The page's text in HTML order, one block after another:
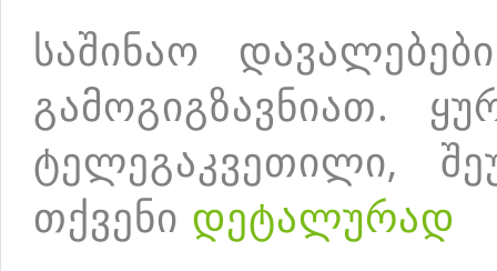
საშინაო
გამოგიგზავნიათ.
ტელეგაკვეთილი,
თქვენი დეტალურად